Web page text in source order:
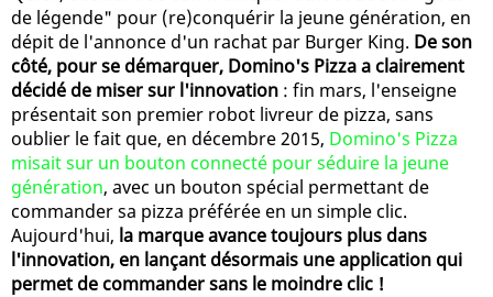
de légende" pour (re)conquérir la jeune génération, en
dépit de l'annonce d'un rachat par Burger King. De son
côté, pour se démarquer, Domino's Pizza a clairement
décidé de miser sur l'innovation : fin mars, l'enseigne
présentait son premier robot livreur de pizza, sans
oublier le fait que, en décembre 2015, Domino's Pizza
misait sur un bouton connecté pour séduire la jeune
génération, avec un bouton spécial permettant de
commander sa pizza préférée en un simple clic.
Aujourd'hui, la marque avance toujours plus dans
l'innovation, en lançant désormais une application qui
permet de commander sans le moindre clic !